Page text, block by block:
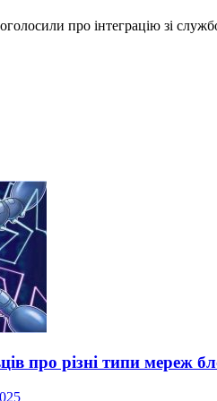
про інтеграцію зі
про різні типи мереж